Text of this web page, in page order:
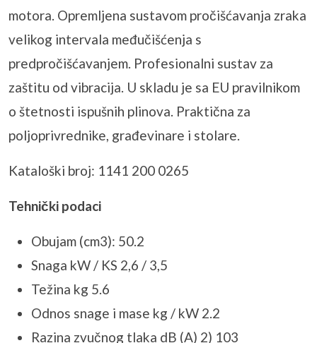
motora. Opremljena sustavom pročišćavanja zraka
velikog intervala međučišćenja s
predpročišćavanjem. Profesionalni sustav za
zaštitu od vibracija. U skladu je sa EU pravilnikom
o štetnosti ispušnih plinova. Praktična za
poljoprivrednike, građevinare i stolare.
Kataloški broj: 1141 200 0265
Tehnički podaci
Obujam (cm3): 50.2
Snaga kW / KS 2,6 / 3,5
Težina kg 5.6
Odnos snage i mase kg / kW 2.2
Razina zvučnog tlaka dB (A) 2) 103